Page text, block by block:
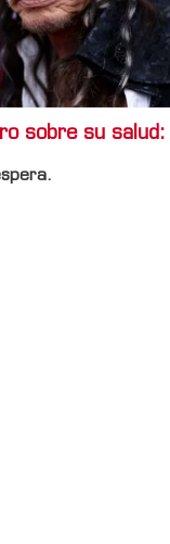
sobre su